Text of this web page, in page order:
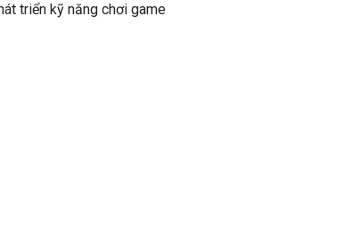
triển kỹ năng chơi game